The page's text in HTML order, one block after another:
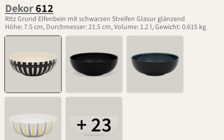
Dekor612
Ritz Grund Elfenbein mit schwarzen Streifen Glasur glänzend
Höhe: 7.5 cm, Durchmesser: 21.5 cm, Volume: 1.2 l, Gewicht: 0.615 kg
+ 23